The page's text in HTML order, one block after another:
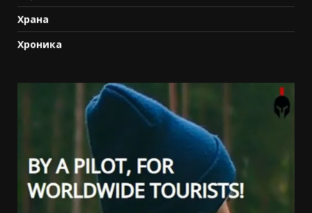
Храна
Хроника